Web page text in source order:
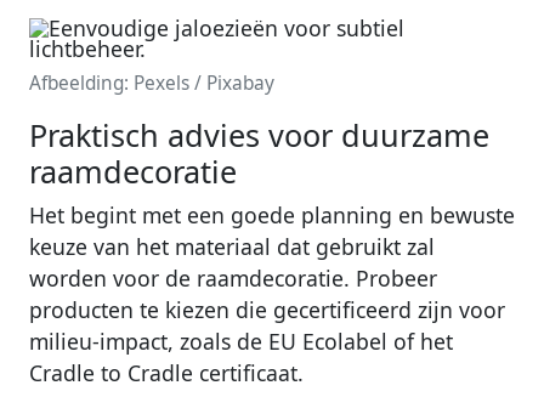
Afbeelding: Pexels / Pixabay
Praktisch advies voor duurzame
raamdecoratie
Het begint met een goede planning en bewuste
keuze van het materiaal dat gebruikt zal
worden voor de raamdecoratie. Probeer
producten te kiezen die gecertificeerd zijn voor
milieu-impact, zoals de EU Ecolabel of het
Cradle to Cradle certificaat.